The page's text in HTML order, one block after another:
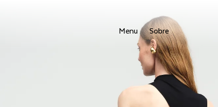
Menu Sobre